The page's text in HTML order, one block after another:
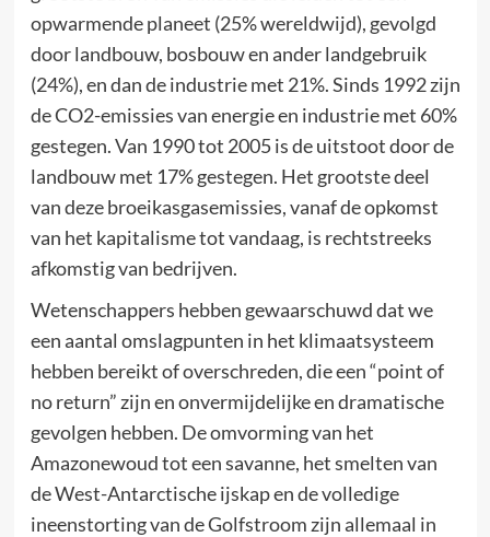
opwarmende planeet (25% wereldwijd), gevolgd
door landbouw, bosbouw en ander landgebruik
(24%), en dan de industrie met 21%. Sinds 1992 zijn
de CO2-emissies van energie en industrie met 60%
gestegen. Van 1990 tot 2005 is de uitstoot door de
landbouw met 17% gestegen. Het grootste deel
van deze broeikasgasemissies, vanaf de opkomst
van het kapitalisme tot vandaag, is rechtstreeks
afkomstig van bedrijven.
Wetenschappers hebben gewaarschuwd dat we
een aantal omslagpunten in het klimaatsysteem
hebben bereikt of overschreden, die een “point of
no return” zijn en onvermijdelijke en dramatische
gevolgen hebben. De omvorming van het
Amazonewoud tot een savanne, het smelten van
de West-Antarctische ijskap en de volledige
ineenstorting van de Golfstroom zijn allemaal in